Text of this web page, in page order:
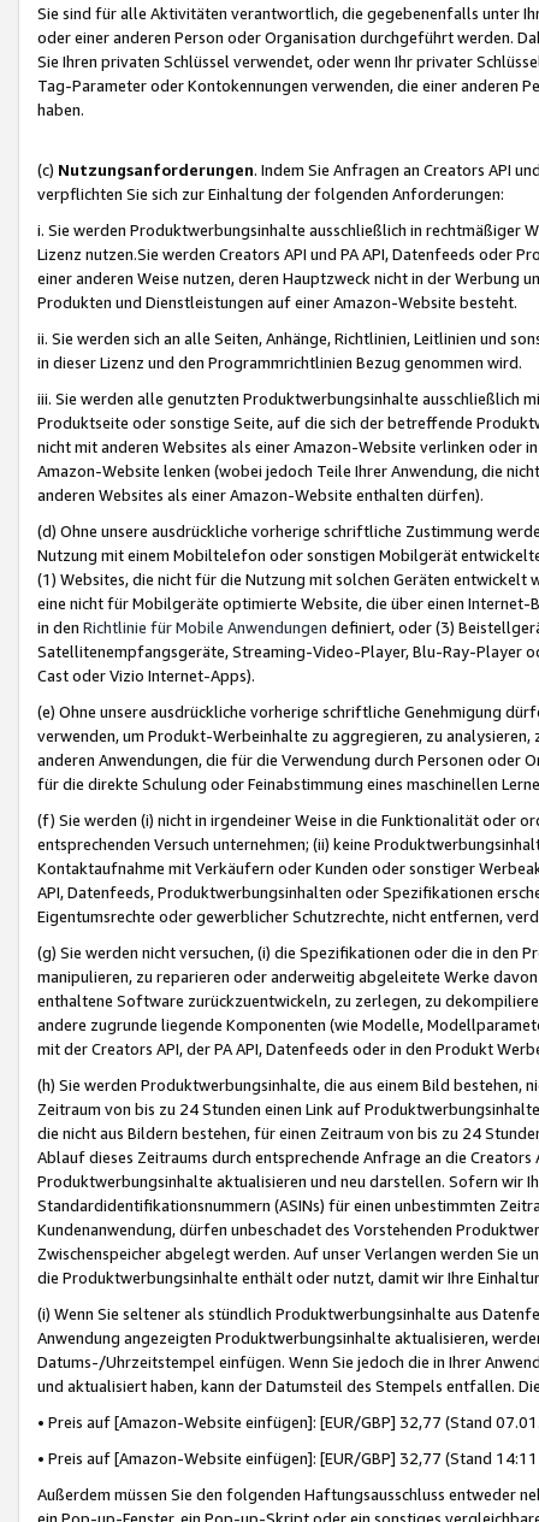
Sie sind für alle Aktivitäten verantwortlich, die gegebenenfalls unter
oder einer anderen Person oder Organisation durchgeführt werden.
Sie Ihren privaten Schlüssel verwendet, oder wenn Ihr privater
Tag-Parameter oder Kontokennungen verwenden, die einer anderen
haben.
(c) Nutzungsanforderungen. Indem Sie Anfragen an Creators API
verpflichten Sie sich zur Einhaltung der folgenden Anforderungen:
i. Sie werden Produktwerbungsinhalte ausschließlich in rechtmäßiger
Lizenz nutzen.Sie werden Creators API und PA API, Datenfeeds oder
einer anderen Weise nutzen, deren Hauptzweck nicht in der Werbung
Produkten und Dienstleistungen auf einer Amazon-Website besteht.
ii. Sie werden sich an alle Seiten, Anhänge, Richtlinien, Leitlinien und
in dieser Lizenz und den Programmrichtlinien Bezug genommen wird.
iii. Sie werden alle genutzten Produktwerbungsinhalte ausschließlich
Produktseite oder sonstige Seite, auf die sich der betreffende
nicht mit anderen Websites als einer Amazon-Website verlinken oder
Amazon-Website lenken (wobei jedoch Teile Ihrer Anwendung, die
anderen Websites als einer Amazon-Website enthalten dürfen).
(d) Ohne unsere ausdrückliche vorherige schriftliche Zustimmung
Nutzung mit einem Mobiltelefon oder sonstigen Mobilgerät
(1) Websites, die nicht für die Nutzung mit solchen Geräten
eine nicht für Mobilgeräte optimierte Website, die über einen
in den Richtlinie für Mobile Anwendungen definiert, oder (3)
Satellitenempfangsgeräte, Streaming-Video-Player, Blu-Ray-Player
Cast oder Vizio Internet-Apps).
(e) Ohne unsere ausdrückliche vorherige schriftliche Genehmigung
verwenden, um Produkt-Werbeinhalte zu aggregieren, zu
anderen Anwendungen, die für die Verwendung durch Personen
für die direkte Schulung oder Feinabstimmung eines maschinellen
(f) Sie werden (i) nicht in irgendeiner Weise in die Funktionalität oder
entsprechenden Versuch unternehmen; (ii) keine
Kontaktaufnahme mit Verkäufern oder Kunden oder sonstiger
API, Datenfeeds, Produktwerbungsinhalten oder Spezifikationen
Eigentumsrechte oder gewerblicher Schutzrechte, nicht entfernen,
(g) Sie werden nicht versuchen, (i) die Spezifikationen oder die in
manipulieren, zu reparieren oder anderweitig abgeleitete Werke
enthaltene Software zurückzuentwickeln, zu zerlegen, zu
andere zugrunde liegende Komponenten (wie Modelle,
mit der Creators API, der PA API, Datenfeeds oder in den Produkt
(h) Sie werden Produktwerbungsinhalte, die aus einem Bild bestehen,
Zeitraum von bis zu 24 Stunden einen Link auf
die nicht aus Bildern bestehen, für einen Zeitraum von bis zu 24
Ablauf dieses Zeitraums durch entsprechende Anfrage an die
Produktwerbungsinhalte aktualisieren und neu darstellen. Sofern wir
Standardidentifikationsnummern (ASINs) für einen unbestimmten
Kundenanwendung, dürfen unbeschadet des Vorstehenden
Zwischenspeicher abgelegt werden. Auf unser Verlangen werden Sie
die Produktwerbungsinhalte enthält oder nutzt, damit wir Ihre
(i) Wenn Sie seltener als stündlich Produktwerbungsinhalte aus
Anwendung angezeigten Produktwerbungsinhalte aktualisieren,
Datums-/Uhrzeitstempel einfügen. Wenn Sie jedoch die in Ihrer
und aktualisiert haben, kann der Datumsteil des Stempels entfallen.
• Preis auf [Amazon-Website einfügen]: [EUR/GBP] 32,77 (Stand
• Preis auf [Amazon-Website einfügen]: [EUR/GBP] 32,77 (Stand
Außerdem müssen Sie den folgenden Haftungsausschluss entweder
ein Pop-up-Fenster, ein Pop-up-Skript oder ein sonstiges